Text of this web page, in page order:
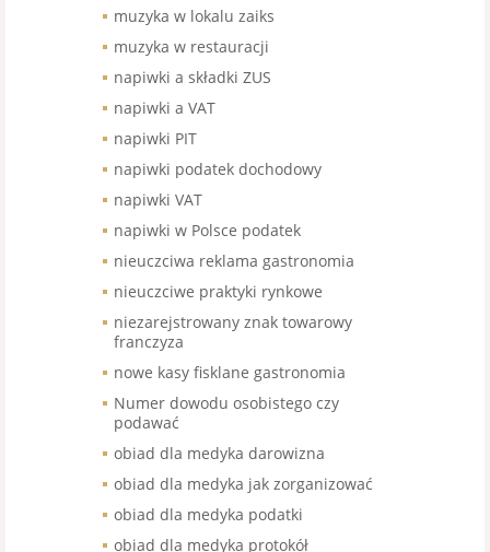
muzyka w lokalu zaiks
muzyka w restauracji
napiwki a składki ZUS
napiwki a VAT
napiwki PIT
napiwki podatek dochodowy
napiwki VAT
napiwki w Polsce podatek
nieuczciwa reklama gastronomia
nieuczciwe praktyki rynkowe
niezarejstrowany znak towarowy
franczyza
nowe kasy fisklane gastronomia
Numer dowodu osobistego czy
podawać
obiad dla medyka darowizna
obiad dla medyka jak zorganizować
obiad dla medyka podatki
obiad dla medyka protokół